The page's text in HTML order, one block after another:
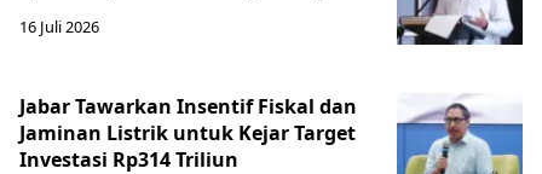
16 Juli 2026
Jabar Tawarkan Insentif Fiskal dan
Jaminan Listrik untuk Kejar Target
Investasi Rp314 Triliun